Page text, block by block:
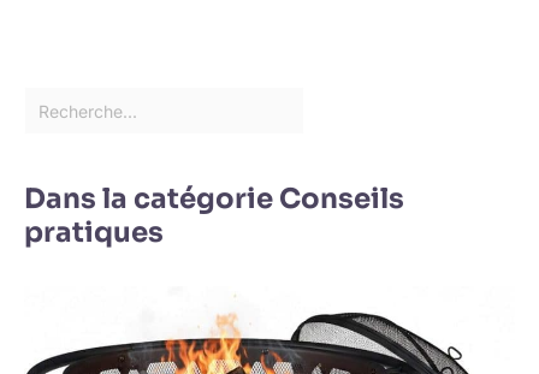
Dans la catégorie Conseils
pratiques